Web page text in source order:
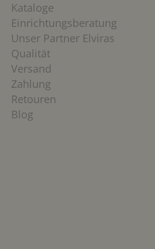
Kataloge
Einrichtungsberatung
Unser Partner Elviras
Qualität
Versand
Zahlung
Retouren
Blog